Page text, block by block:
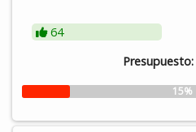
64
Presupuesto:
15%